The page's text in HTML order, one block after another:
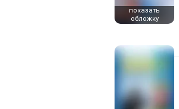
показать
обложку